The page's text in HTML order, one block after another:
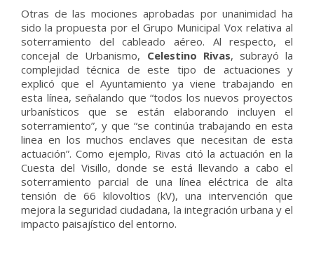
Otras de las mociones aprobadas por unanimidad ha
sido la propuesta por el Grupo Municipal Vox relativa al
soterramiento del cableado aéreo. Al respecto, el
concejal de Urbanismo, Celestino Rivas, subrayó la
complejidad técnica de este tipo de actuaciones y
explicó que el Ayuntamiento ya viene trabajando en
esta línea, señalando que “todos los nuevos proyectos
urbanísticos que se están elaborando incluyen el
soterramiento”, y que “se continúa trabajando en esta
linea en los muchos enclaves que necesitan de esta
actuación”. Como ejemplo, Rivas citó la actuación en la
Cuesta del Visillo, donde se está llevando a cabo el
soterramiento parcial de una línea eléctrica de alta
tensión de 66 kilovoltios (kV), una intervención que
mejora la seguridad ciudadana, la integración urbana y el
impacto paisajístico del entorno.